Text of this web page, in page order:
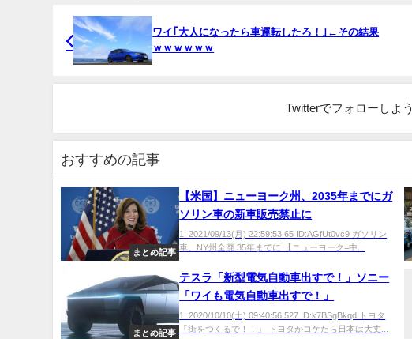
ワイ｢大人になったら車運転したろ！｣←その結果
ｗｗｗｗｗｗ
Twitterでフォローしよう
おすすめの記事
まとめ記事
【米国】ニューヨーク州、2035年までにガ
ソリン車の新車販売禁止に
1: 2021/09/13(月) 22:59:53.65 ID:AGfUt0vc9 ガソリン
車、NY州全廃 35年までに 【ニューヨーク=中...
まとめ記事
テスラ「新型電気自動車出すで！」ソニー
「ワイも電気自動車出すで！」
1: 2020/10/10(土) 09:40:56.527 ID:k7BSgBkqd トヨタ
「街をつくるで！！」 トヨタがコケたら日本は大丈...